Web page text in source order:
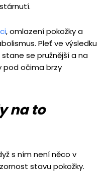
, omlazení pokožky a
Pleť ve výsledku
se pružnější a na
pod očima brzy
na to
s ním není něco v
stavu pokožky.